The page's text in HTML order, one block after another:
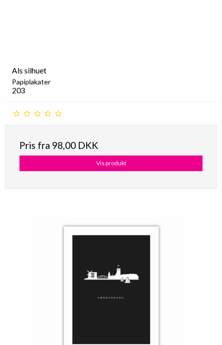
Als silhuet
Papiplakater
203
Pris fra 98,00 DKK
Vis produkt